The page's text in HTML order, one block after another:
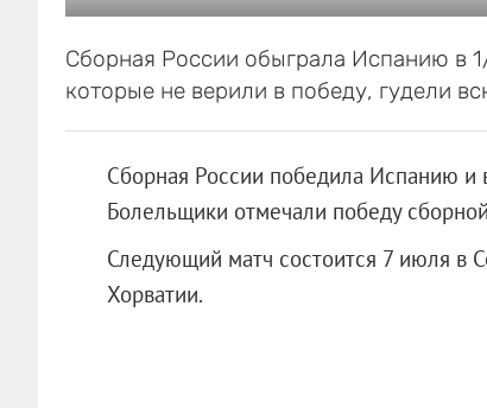
Сборная России обыграла Испанию в
которые не верили в победу, гудели
Сборная России победила Испанию
Болельщики отмечали победу
Следующий матч состоится 7 июля в
Хорватии.